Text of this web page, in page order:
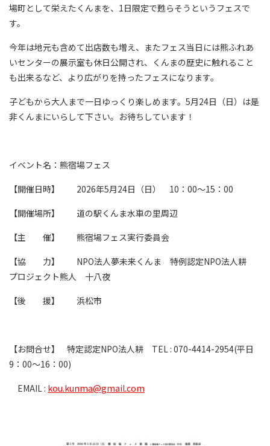
場町として栄えたくんまを、 1 日限定で甦らそうというフェスで
す。
今年は地元も含めて出店数も増え、またフェス当日には熊ふれあ
いセンターの展示室も休日公開され、くんまの歴史に触れること
も出来るなど、より広がりを持ったフェスになります。
子どもから大人まで一日ゆっくり楽しめます。 5月24日（日）は是
非くんまにいらして下さい。お待ちしています！
イベント名：熊宿場フェス
【開催日時】 2026年5月24日（日） 10 ： 00〜15 ： 00
【開催場所】 道の駅くんま水車の里周辺
【主 催】 熊宿場フェス実行委員会
【協 力】 NPO法人夢未来くんま 特例認定NPO法人耕
プロジェクト熊人 十八夜
【後 援】 浜松市
【お問合せ】 特定認定NPO法人耕 TEL : 070-4414-2954(平日
9 ： 00～16 ： 00)
EMAIL : kou.kunma@gmail.com